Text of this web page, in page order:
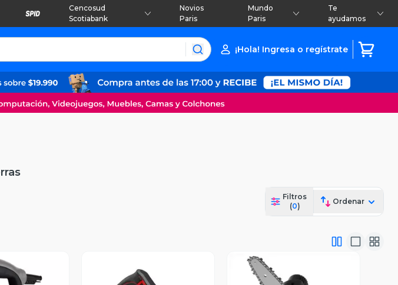
Cencosud
Scotiabank
Novios
Paris
Mundo
Paris
Te
ayudamos
¡Hola! Ingresa o regístrate
Filtros
(0)
Ordenar